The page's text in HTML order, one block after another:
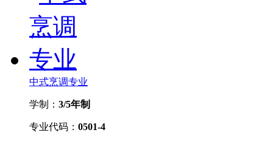
中式烹调专业
学制： 3/5年制
专业代码： 0501-4